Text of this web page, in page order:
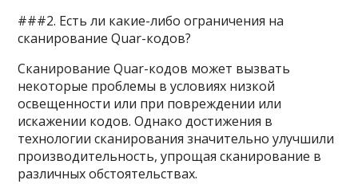
###2. Есть ли какие-либо ограничения на
сканирование Quar-кодов?
Сканирование Quar-кодов может вызвать
некоторые проблемы в условиях низкой
освещенности или при повреждении или
искажении кодов. Однако достижения в
технологии сканирования значительно улучшили
производительность, упрощая сканирование в
различных обстоятельствах.